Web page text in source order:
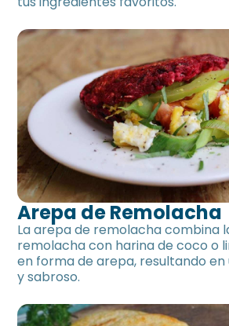
Arepa de Remolacha
La arepa de remolacha combina
remolacha con harina de coco o
en forma de arepa, resultando
y sabroso.